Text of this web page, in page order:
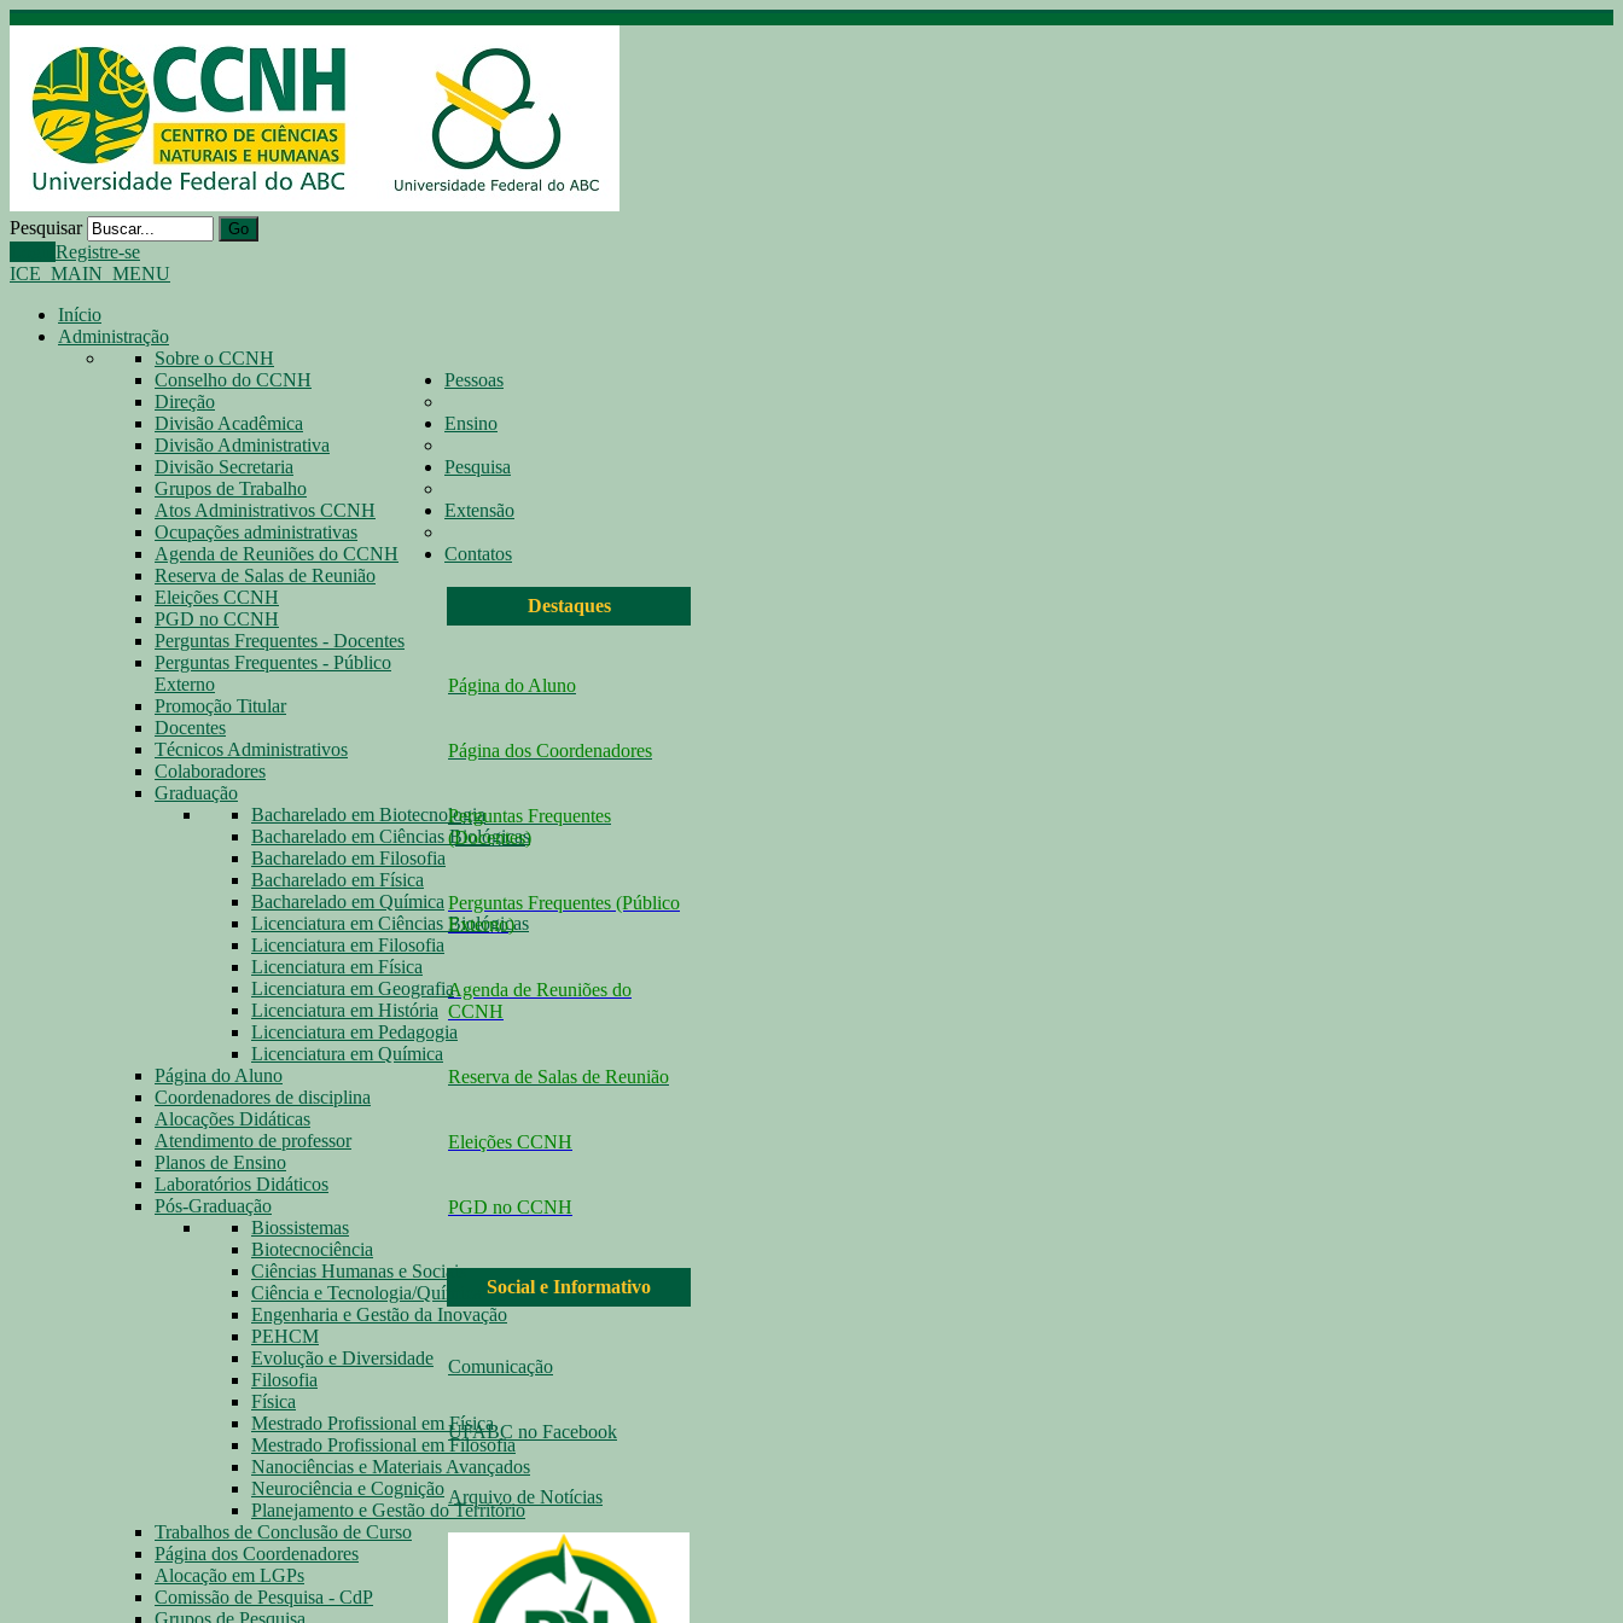
Pesquisar Go
Registre-se
ICE_MAIN_MENU
Início
Administração
Sobre o CCNH
Conselho do CCNH
Direção
Divisão Acadêmica
Divisão Administrativa
Divisão Secretaria
Grupos de Trabalho
Atos Administrativos CCNH
Ocupações administrativas
Agenda de Reuniões do CCNH
Reserva de Salas de Reunião
Eleições CCNH
PGD no CCNH
Perguntas Frequentes - Docentes
Perguntas Frequentes - Público
Externo
Promoção Titular
Pessoas
Docentes
Técnicos Administrativos
Colaboradores
Ensino
Graduação
Bacharelado em Biotecnologia
Bacharelado em Ciências Biológicas
Bacharelado em Filosofia
Bacharelado em Física
Bacharelado em Química
Licenciatura em Ciências Biológicas
Licenciatura em Filosofia
Licenciatura em Física
Licenciatura em Geografia
Licenciatura em História
Licenciatura em Pedagogia
Licenciatura em Química
Página do Aluno
Coordenadores de disciplina
Alocações Didáticas
Atendimento de professor
Planos de Ensino
Laboratórios Didáticos
Pós-Graduação
Biossistemas
Biotecnociência
Ciências Humanas e Sociais
Ciência e Tecnologia/Química
Engenharia e Gestão da Inovação
PEHCM
Evolução e Diversidade
Filosofia
Física
Mestrado Profissional em Física
Mestrado Profissional em Filosofia
Nanociências e Materiais Avançados
Neurociência e Cognição
Planejamento e Gestão do Território
Trabalhos de Conclusão de Curso
Página dos Coordenadores
Pesquisa
Alocação em LGPs
Comissão de Pesquisa - CdP
Grupos de Pesquisa
Extensão
Contatos
Destaques
Página do Aluno
Página dos Coordenadores
Perguntas Frequentes
(Docentes)
Perguntas Frequentes (Público
Externo)
Agenda de Reuniões do
CCNH
Reserva de Salas de Reunião
Eleições CCNH
PGD no CCNH
Social e Informativo
Comunicação
UFABC no Facebook
Arquivo de Notícias